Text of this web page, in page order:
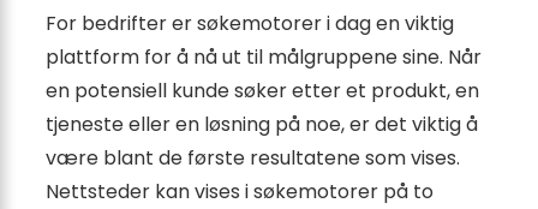
For bedrifter er søkemotorer i dag en viktig
plattform for å nå ut til målgruppene sine. Når
en potensiell kunde søker etter et produkt, en
tjeneste eller en løsning på noe, er det viktig å
være blant de første resultatene som vises.
Nettsteder kan vises i søkemotorer på to